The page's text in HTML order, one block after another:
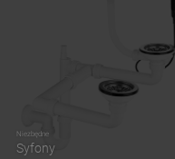
Niezbędne
Syfony